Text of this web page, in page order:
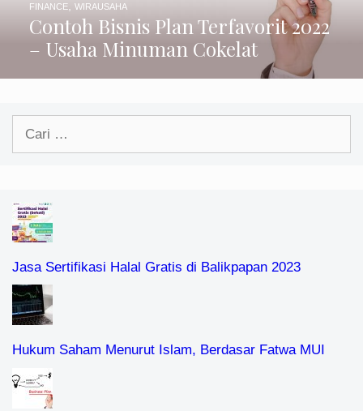
Contoh Bisnis Plan Terfavorit 2022
– Usaha Minuman Cokelat
FINANCE, WIRAUSAHA
Jasa Sertifikasi Halal Gratis di Balikpapan 2023
Hukum Saham Menurut Islam, Berdasar Fatwa MUI